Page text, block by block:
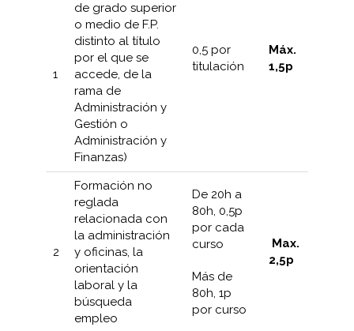
1
de grado superior
o medio de F.P.
distinto al título
por el que se
accede, de la
rama de
Administración y
Gestión o
Administración y
Finanzas)
0,5 por
titulación
Máx.
1,5p
2
Formación no
reglada
relacionada con
la administración
y oficinas, la
orientación
laboral y la
búsqueda
empleo
De 20h a
80h, 0,5p
por cada
curso
Más de
80h, 1p
por curso
Max.
2,5p